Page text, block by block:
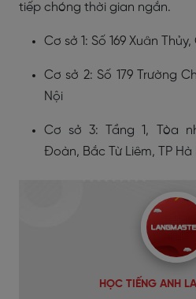
tiếp chóng thời gian ngắn.
Cơ sở 1: Số 169 Xuân
Cơ sở 2: Số 179 Trường
Nội
Cơ sở 3: Tầng 1, Tòa
Đoàn, Bắc Từ Liêm, TP Hà
HỌC TIẾNG ANH